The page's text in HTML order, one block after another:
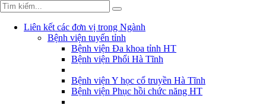
Liên kết các đơn vị trong Ngành
Bệnh viện tuyến tỉnh
Bệnh viện Đa khoa tỉnh HT
Bệnh viện Phổi Hà Tĩnh
Bệnh viện Y học cổ truyền Hà Tĩnh
Bệnh viện Phục hồi chức năng HT